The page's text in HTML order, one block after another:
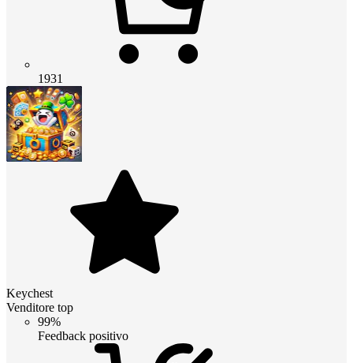
1931
Keychest
Venditore top
99%
Feedback positivo